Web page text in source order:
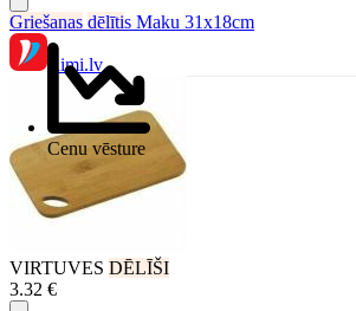
Cenu vēsture
Griešanas dēlītis Maku 31x18cm
Rimi.lv
VIRTUVES DĒLĪŠI
3.32 €